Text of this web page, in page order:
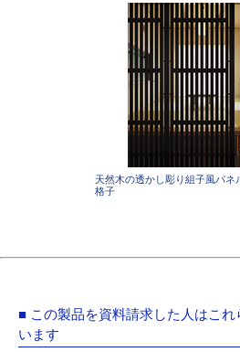
天然木の透かし彫り組子風パネ
格子
■ この製品を資料請求した人はこ
います